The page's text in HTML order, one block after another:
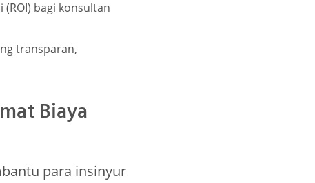
bagi konsultan
transparan,
Biaya
para insinyur